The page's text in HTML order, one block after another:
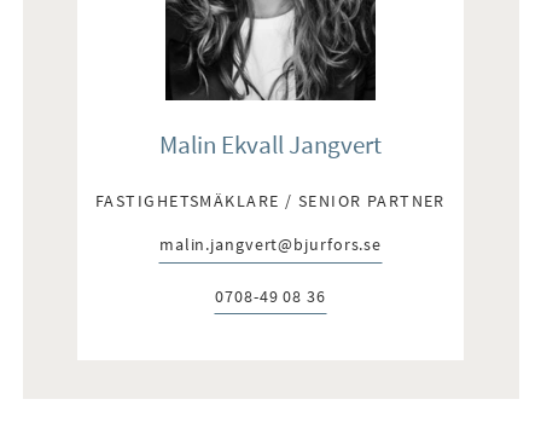
Malin Ekvall Jangvert
FASTIGHETSMÄKLARE / SENIOR PARTNER
E-post:
malin.jangvert@bjurfors.se
Telefon:
0708-49 08 36